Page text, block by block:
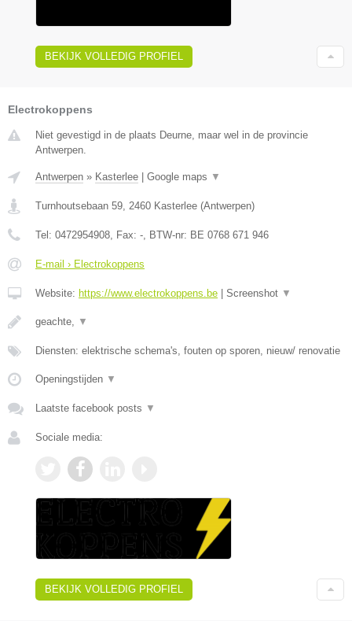
BEKIJK VOLLEDIG PROFIEL
Electrokoppens
Niet gevestigd in de plaats Deurne, maar wel in de provincie
Antwerpen.
Antwerpen » Kasterlee | Google maps ▼
Turnhoutsebaan 59 2460 Kasterlee (Antwerpen)
Tel: 0472954908 , Fax: - , BTW-nr: BE 0768 671 946
E-mail › Electrokoppens
Website: https://www.electrokoppens.be | Screenshot ▼
geachte, ▼
Diensten: elektrische schema's, fouten op sporen, nieuw/ renovatie
Openingstijden ▼
Laatste facebook posts ▼
Sociale media:
BEKIJK VOLLEDIG PROFIEL